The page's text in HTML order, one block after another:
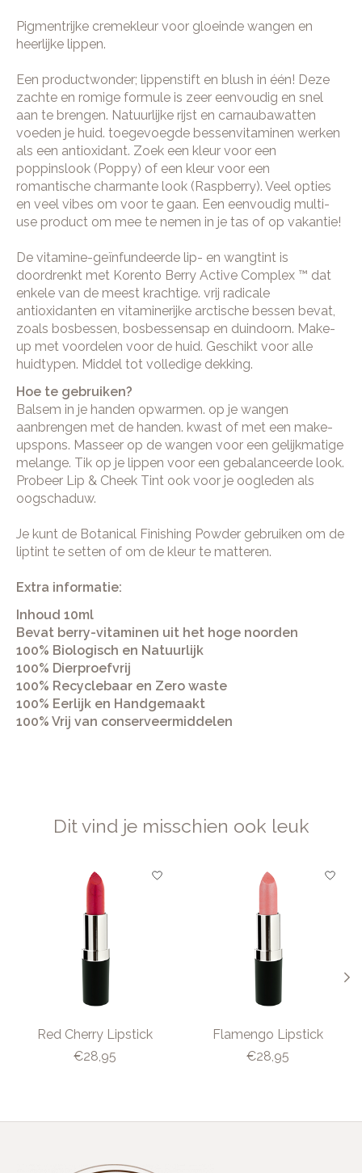
Pigmentrijke cremekleur voor gloeinde wangen en
heerlijke lippen.
Een productwonder; lippenstift en blush in één! Deze
zachte en romige formule is zeer eenvoudig en snel
aan te brengen. Natuurlijke rijst en carnaubawatten
voeden je huid. toegevoegde bessenvitaminen werken
als een antioxidant. Zoek een kleur voor een
poppinslook (Poppy) of een kleur voor een
romantische charmante look (Raspberry). Veel opties
en veel vibes om voor te gaan. Een eenvoudig multi-
use product om mee te nemen in je tas of op vakantie!
De vitamine-geïnfundeerde lip- en wangtint is
doordrenkt met Korento Berry Active Complex ™ dat
enkele van de meest krachtige. vrij radicale
antioxidanten en vitaminerijke arctische bessen bevat,
zoals bosbessen, bosbessensap en duindoorn. Make-
up met voordelen voor de huid. Geschikt voor alle
huidtypen. Middel tot volledige dekking.
Hoe te gebruiken?
Balsem in je handen opwarmen. op je wangen
aanbrengen met de handen. kwast of met een make-
upspons. Masseer op de wangen voor een gelijkmatige
melange. Tik op je lippen voor een gebalanceerde look.
Probeer Lip & Cheek Tint ook voor je oogleden als
oogschaduw.
Je kunt de Botanical Finishing Powder gebruiken om de
liptint te setten of om de kleur te matteren.
Extra informatie:
Inhoud 10ml
Bevat berry-vitaminen uit het hoge noorden
100% Biologisch en Natuurlijk
100% Dierproefvrij
100% Recyclebaar en Zero waste
100% Eerlijk en Handgemaakt
100% Vrij van conserveermiddelen
Dit vind je misschien ook leuk
Items van productcarrousel
Red Cherry Lipstick
€28,95
Flamengo Lipstick
€28,95